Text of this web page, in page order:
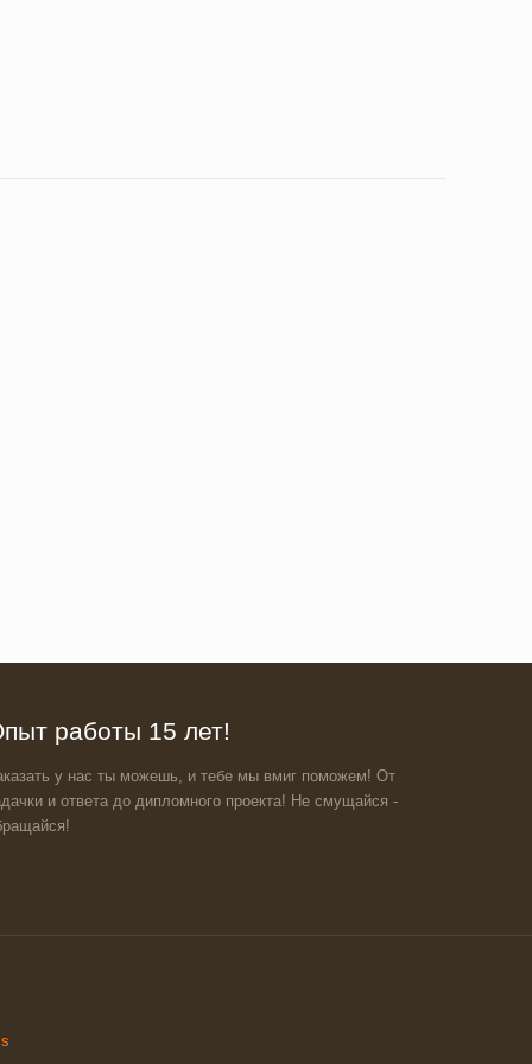
работы 15 лет!
у нас ты можешь, и тебе мы вмиг поможем! От
и ответа до дипломного проекта! Не смущайся -